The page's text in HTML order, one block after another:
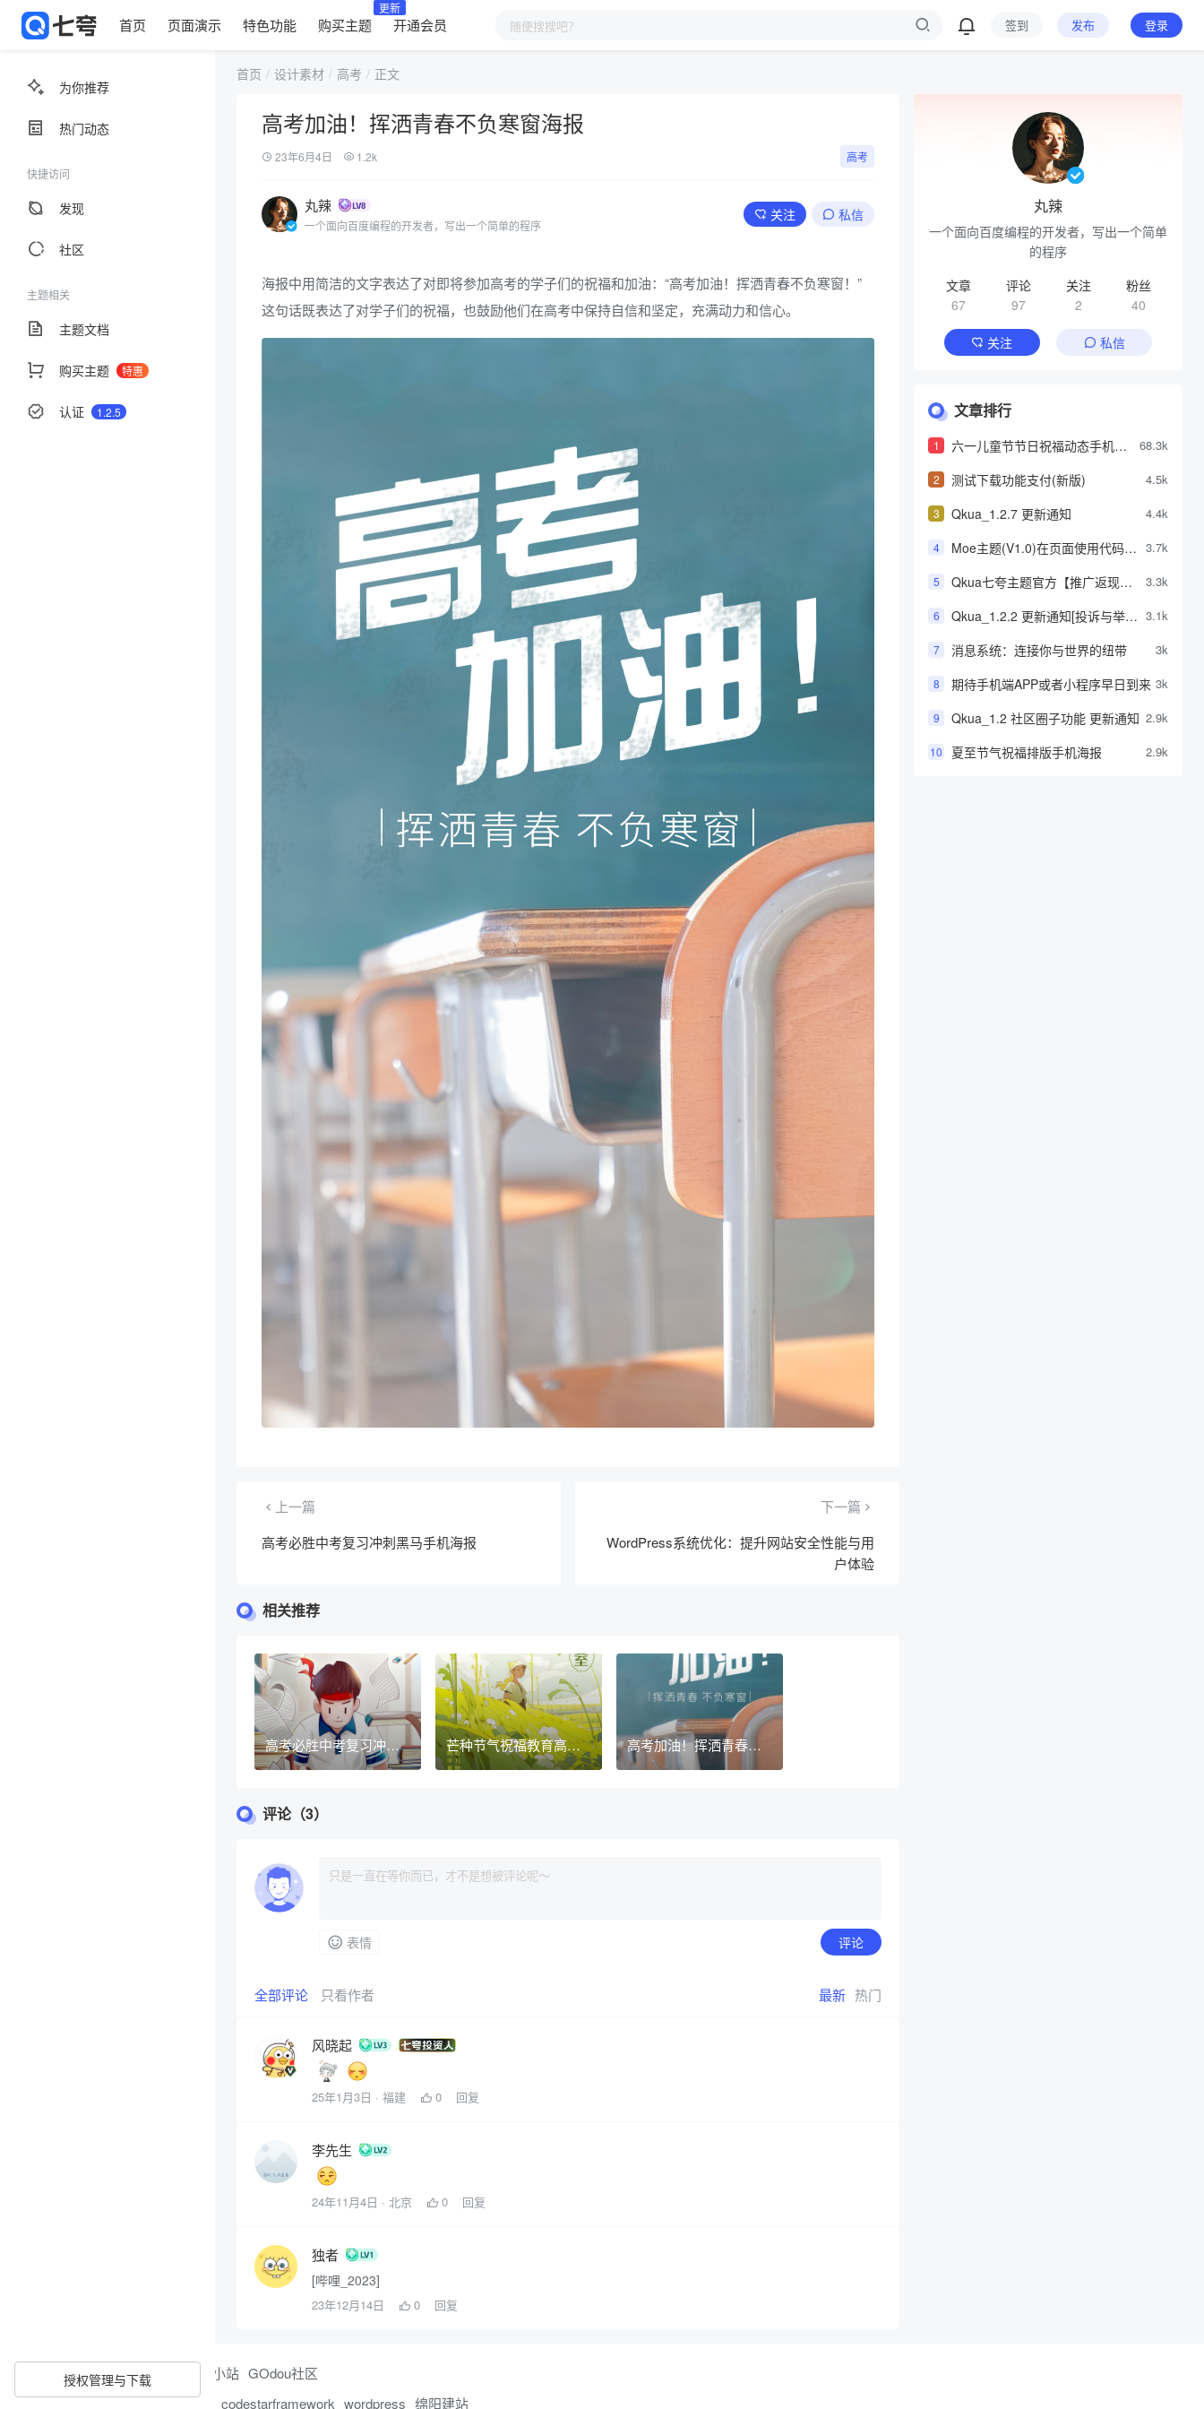
首页 页面演示 特色功能 购买主题
更新
开通会员 签到 发布 登录
为你推荐
热门动态
快捷访问
发现
社区
主题相关
主题文档
购买主题 特惠
认证 1.2.5
授权管理与下载
首页 设计素材 高考 正文
高考加油！挥洒青春不负寒窗海报
23年6月4日 1.2k 高考
丸辣
一个面向百度编程的开发者，写出一个简单的程序
关注 私信
海报中用简洁的文字表达了对即将参加高考的学子们的祝福和加油：“高考加油！挥洒青春不负寒窗！”
这句话既表达了对学子们的祝福，也鼓励他们在高考中保持自信和坚定，充满动力和信心。
上一篇
高考必胜中考复习冲刺黑马手机海报
下一篇
WordPress系统优化：提升网站安全性能与用
户体验
相关推荐
高考必胜中考复习冲刺
黑马手机海报
芒种节气祝福教育高考
加油插画手机海报
高考加油！挥洒青春不
负寒窗海报
评论（3）
表情 评论
全部评论 只看作者 最新 热门
风晓起
25年1月3日 · 福建 0 回复
李先生
24年11月4日 · 北京 0 回复
独者
[哔哩_2023]
23年12月14日 0 回复
丸辣
一个面向百度编程的开发者，写出一个简单
的程序
文章
67
评论
97
关注
2
粉丝
40
关注 私信
文章排行
1
六一儿童节节日祝福动态手机海
68.3k
2 测试下载功能支付(新版) 4.5k
3 Qkua_1.2.7 更新通知 4.4k
4
Moe主题(V1.0)在页面使用代码高
程
3.7k
5
Qkua七夸主题官方【推广返现】
金奖励[测试]
3.3k
6
Qkua_1.2.2 更新通知[投诉与举报 3.1k
7 消息系统：连接你与世界的纽带 3k
8 期待手机端APP或者小程序早日到来 3k
9 Qkua_1.2 社区圈子功能 更新通知 2.9k
10 夏至节气祝福排版手机海报 2.9k
友情链接： 陌路小站 GOdou社区
合作伙伴： 百度 codestarframework wordpress 绵阳建站